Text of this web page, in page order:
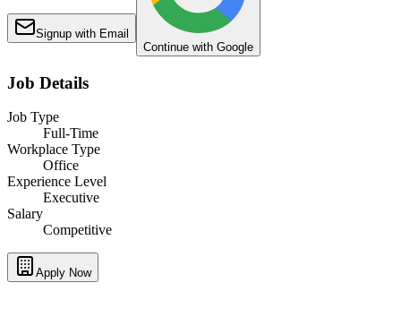
Signup with Email
Continue with Google
Job Details
Job Type
Full-Time
Workplace Type
Office
Experience Level
Executive
Salary
Competitive
Apply Now